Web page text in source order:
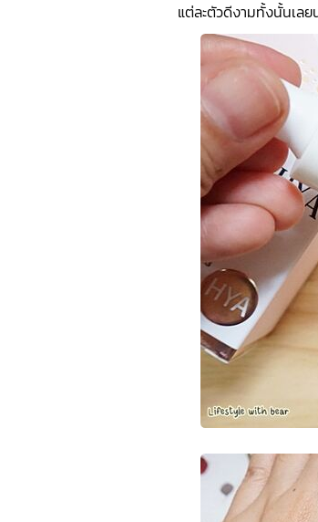
แต่ละตัวดีงามทั้งนั้นเล